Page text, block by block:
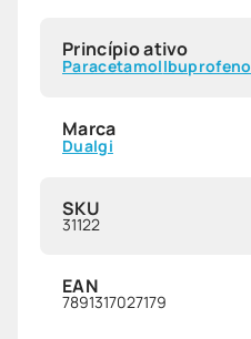
Princípio ativo
ParacetamolIbuprofeno
Marca
Dualgi
SKU
31122
EAN
7891317027179